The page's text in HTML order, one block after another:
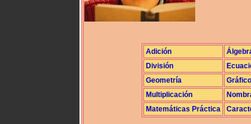
Adición
División
Geometría
Multiplicación
Matemáticas Práctica